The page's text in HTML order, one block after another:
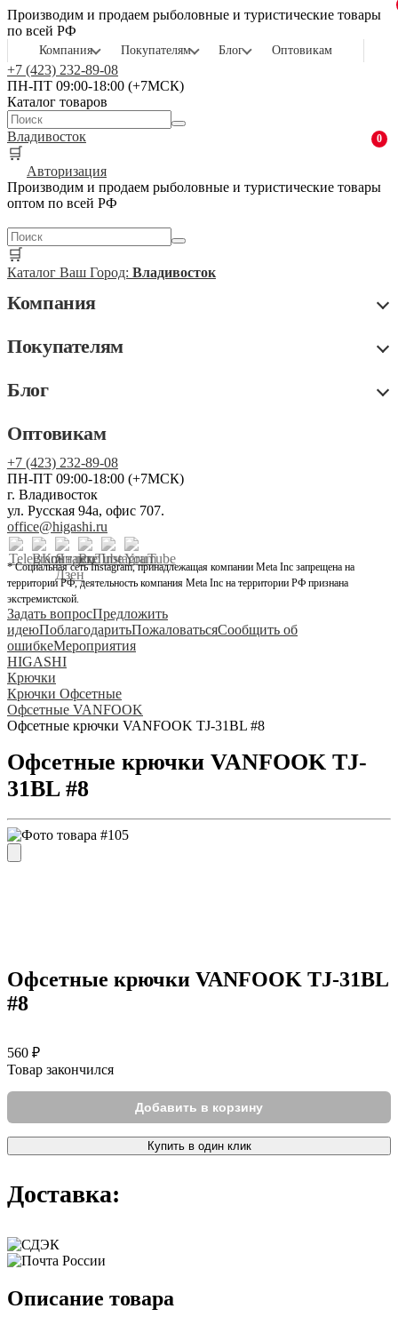
Производим и продаем рыболовные и туристические товары
по всей РФ
Компания Покупателям Блог Оптовикам
+7 (423) 232-89-08
ПН-ПТ 09:00-18:00 (+7МСК)
Каталог товаров
Владивосток
🛒
0
Авторизация
Производим и продаем рыболовные и туристические товары
оптом по всей РФ
🛒
Каталог Ваш Город: Владивосток
Компания
Покупателям
Блог
Оптовикам
+7 (423) 232-89-08
ПН-ПТ 09:00-18:00 (+7МСК)
г. Владивосток
ул. Русская 94а, офис 707.
office@higashi.ru
* Социальная сеть Instagram, принадлежащая компании Meta Inc запрещена на
территории РФ, деятельность компания Meta Inc на территории РФ признана
экстремистской.
Задать вопросПредложить
идеюПоблагодаритьПожаловатьсяСообщить об
ошибкеМероприятия
HIGASHI
Крючки
Крючки Офсетные
Офсетные VANFOOK
Офсетные крючки VANFOOK TJ-31BL #8
Офсетные крючки VANFOOK TJ-
31BL #8
Офсетные крючки VANFOOK TJ-31BL
#8
560 ₽
Товар закончился
Добавить в корзину
Купить в один клик
Доставка:
Описание товара